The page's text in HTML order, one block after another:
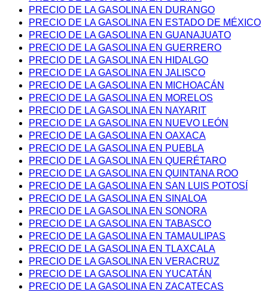
PRECIO DE LA GASOLINA EN DURANGO
PRECIO DE LA GASOLINA EN ESTADO DE MÉXICO
PRECIO DE LA GASOLINA EN GUANAJUATO
PRECIO DE LA GASOLINA EN GUERRERO
PRECIO DE LA GASOLINA EN HIDALGO
PRECIO DE LA GASOLINA EN JALISCO
PRECIO DE LA GASOLINA EN MICHOACÁN
PRECIO DE LA GASOLINA EN MORELOS
PRECIO DE LA GASOLINA EN NAYARIT
PRECIO DE LA GASOLINA EN NUEVO LEÓN
PRECIO DE LA GASOLINA EN OAXACA
PRECIO DE LA GASOLINA EN PUEBLA
PRECIO DE LA GASOLINA EN QUERÉTARO
PRECIO DE LA GASOLINA EN QUINTANA ROO
PRECIO DE LA GASOLINA EN SAN LUIS POTOSÍ
PRECIO DE LA GASOLINA EN SINALOA
PRECIO DE LA GASOLINA EN SONORA
PRECIO DE LA GASOLINA EN TABASCO
PRECIO DE LA GASOLINA EN TAMAULIPAS
PRECIO DE LA GASOLINA EN TLAXCALA
PRECIO DE LA GASOLINA EN VERACRUZ
PRECIO DE LA GASOLINA EN YUCATÁN
PRECIO DE LA GASOLINA EN ZACATECAS